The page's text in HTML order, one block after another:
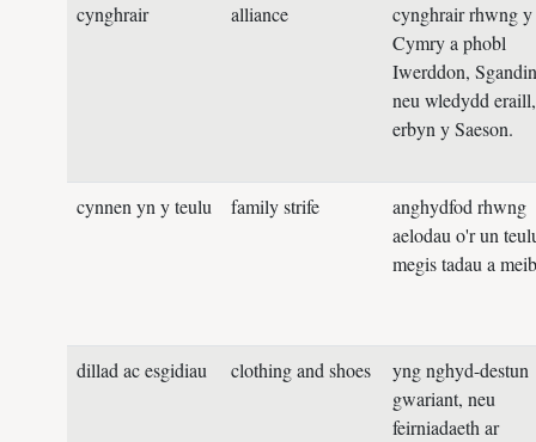
cynghrair alliance
cynghrair rhwng y
Cymry a phobl
Iwerddon,
neu wledydd
erbyn y Saeson.
cynnen yn y teulu family strife
anghydfod rhwng
aelodau o'r un
megis tadau a
dillad ac esgidiau clothing and shoes
yng nghyd-destun
gwariant, neu
feirniadaeth ar